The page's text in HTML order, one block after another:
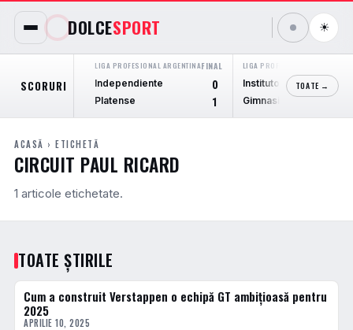
DOLCESPORT ☀
SCORURI
LIGA PROFESIONAL ARGENTINAFINAL
Independiente
0
Platense 1
LIGA PROFESIONAL ARGENTINA
Instituto Cordoba
Gimnasia M.
TOATE →
ACASĂ › ETICHETĂ
CIRCUIT PAUL RICARD
1 articole etichetate.
TOATE ȘTIRILE
FORMULA 1
Cum a construit Verstappen o echipă GT ambițioasă pentru
2025
APRILIE 10, 2025